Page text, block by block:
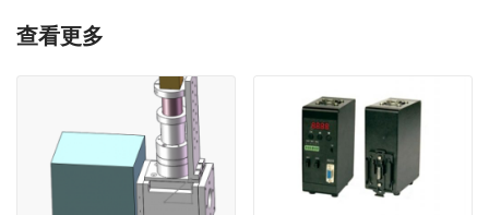
查看更多